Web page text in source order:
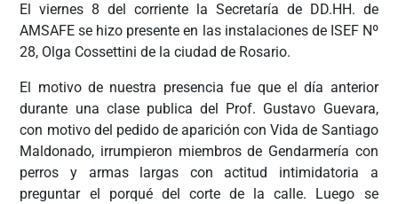
El viernes 8 del corriente la Secretaría de DD.HH. de
AMSAFE se hizo presente en las instalaciones de ISEF Nº
28, Olga Cossettini de la ciudad de Rosario.
El motivo de nuestra presencia fue que el día anterior
durante una clase publica del Prof. Gustavo Guevara,
con motivo del pedido de aparición con Vida de Santiago
Maldonado, irrumpieron miembros de Gendarmería con
perros y armas largas con actitud intimidatoria a
preguntar el porqué del corte de la calle. Luego se